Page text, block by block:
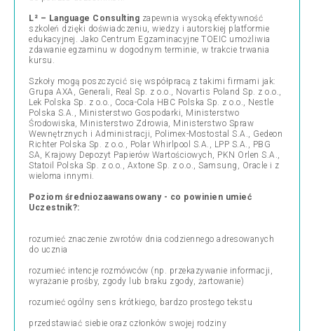
L² – Language Consulting zapewnia wysoką efektywność
szkoleń dzięki doświadczeniu, wiedzy i autorskiej platformie
edukacyjnej. Jako Centrum Egzaminacyjne TOEIC umożliwia
zdawanie egzaminu w dogodnym terminie, w trakcie trwania
kursu.
Szkoły mogą poszczycić się współpracą z takimi firmami jak:
Grupa AXA, Generali, Real Sp. z o.o., Novartis Poland Sp. z o.o.,
Lek Polska Sp. z o.o., Coca-Cola HBC Polska Sp. z o.o., Nestle
Polska S.A., Ministerstwo Gospodarki, Ministerstwo
Środowiska, Ministerstwo Zdrowia, Ministerstwo Spraw
Wewnętrznych i Administracji, Polimex-Mostostal S.A., Gedeon
Richter Polska Sp. z o.o., Polar Whirlpool S.A., LPP S.A., PBG
SA, Krajowy Depozyt Papierów Wartościowych, PKN Orlen S.A.,
Statoil Polska Sp. z o.o., Axtone Sp. z o.o., Samsung, Oracle i z
wieloma innymi.
Poziom średniozaawansowany - co powinien umieć
Uczestnik?:
rozumieć znaczenie zwrotów dnia codziennego adresowanych
do ucznia
rozumieć intencje rozmówców (np. przekazywanie informacji,
wyrażanie prośby, zgody lub braku zgody, żartowanie)
rozumieć ogólny sens krótkiego, bardzo prostego tekstu
przedstawiać siebie oraz członków swojej rodziny